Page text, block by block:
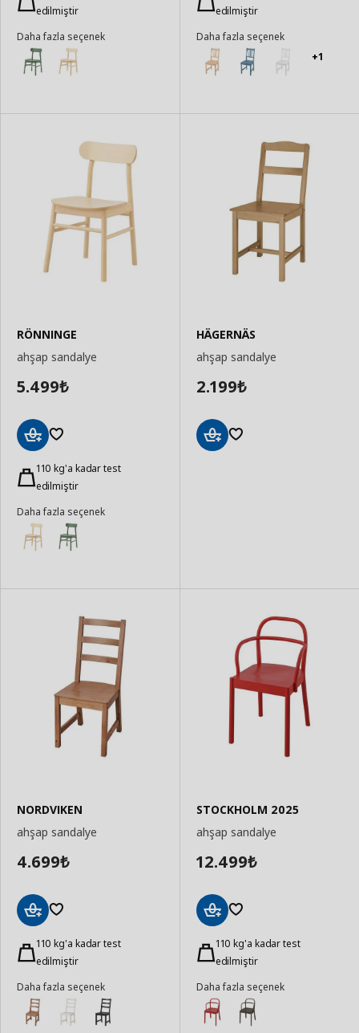
edilmiştir
Daha fazla seçenek
edilmiştir
Daha fazla seçenek
+1
RÖNNINGE
ahşap sandalye
5.499₺
Ekle 110 kg'a kadar test
edilmiştir
Daha fazla seçenek
HÄGERNÄS
ahşap sandalye
2.199₺
NORDVIKEN
ahşap sandalye
4.699₺
Ekle 110 kg'a kadar test
edilmiştir
Daha fazla seçenek
STOCKHOLM 2025
ahşap sandalye
12.499₺
Ekle 110 kg'a kadar test
edilmiştir
Daha fazla seçenek